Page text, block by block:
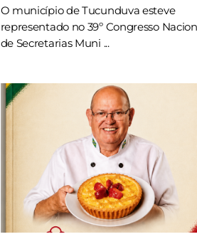
O município de Tucunduva esteve
representado no 39º Congresso
de Secretarias Muni ...